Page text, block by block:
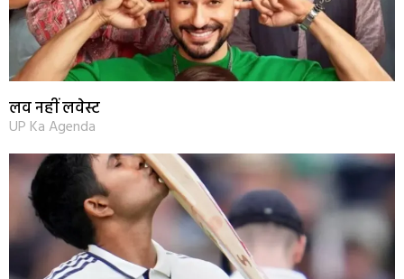
लव नहीं लवेस्ट
UP Ka Agenda